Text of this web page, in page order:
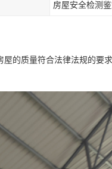
房屋安全检测
的质量符合法律法规的要